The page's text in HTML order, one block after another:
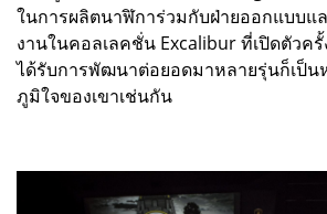
ในการผลิตนาฬิการ่วมกับฝ่ายออกแบบแ
งานในคอลเลคชั่น Excalibur ที่เปิดตัวค
ได้รับการพัฒนาต่อยอดมาหลายรุ่นก็เป็
ภูมิใจของเขาเช่นกัน